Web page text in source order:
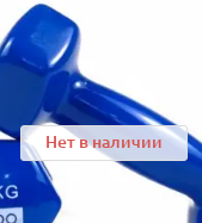
Нет в наличии